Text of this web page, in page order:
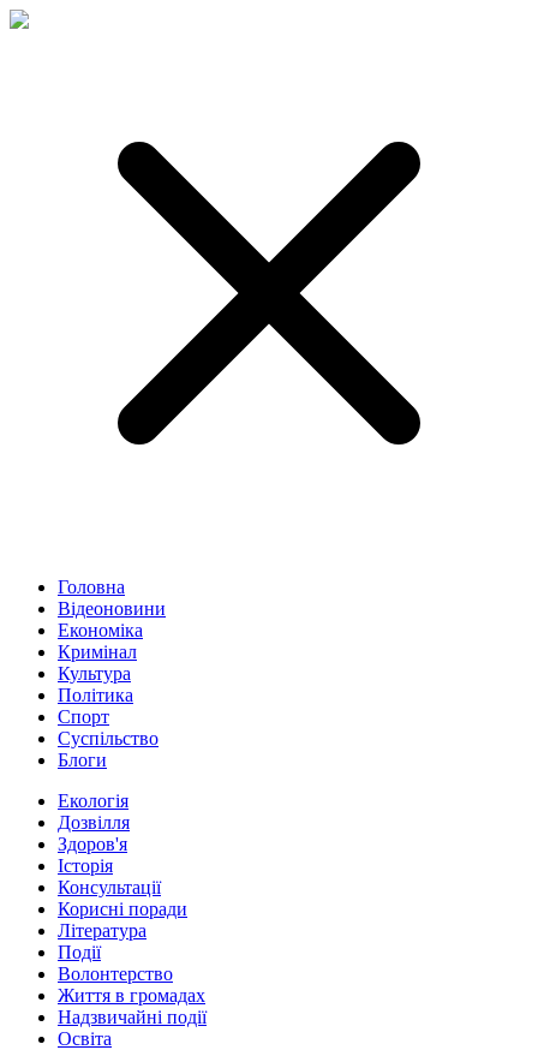
Головна
Відеоновини
Економіка
Кримінал
Культура
Політика
Спорт
Суспільство
Блоги
Екологія
Дозвілля
Здоров'я
Історія
Консультації
Корисні поради
Література
Події
Волонтерство
Життя в громадах
Надзвичайні події
Освіта